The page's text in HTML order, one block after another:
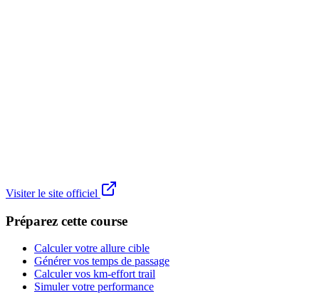
Visiter le site officiel
Préparez cette course
Calculer votre allure cible
Générer vos temps de passage
Calculer vos km-effort trail
Simuler votre performance